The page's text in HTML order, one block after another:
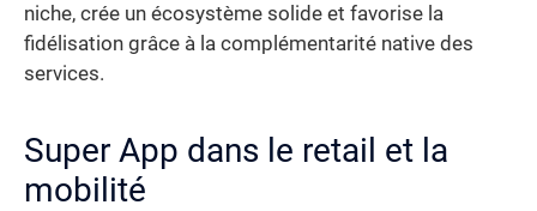
niche, crée un écosystème solide et favorise la
fidélisation grâce à la complémentarité native des
services.
Super App dans le retail et la
mobilité